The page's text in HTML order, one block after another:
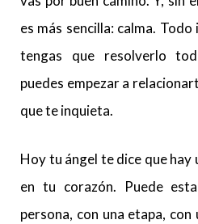
es más sencilla: calma.
tengas que resolverlo
puedes empezar a
que te inquieta.
Hoy tu ángel te dice que hay
en tu corazón. Puede
persona, con una etapa, con